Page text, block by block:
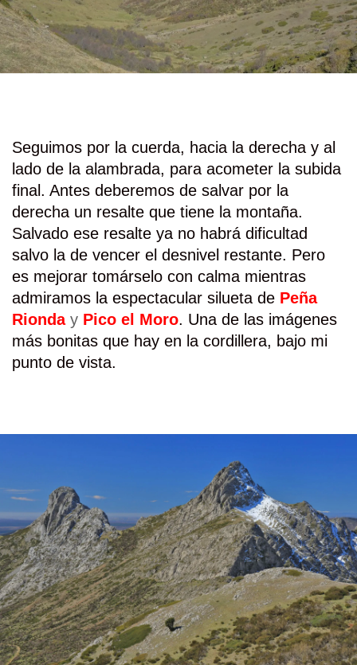
Seguimos por la cuerda, hacia la derecha y al
lado de la alambrada, para acometer la subida
final. Antes deberemos de salvar por la
derecha un resalte que tiene la montaña.
Salvado ese resalte ya no habrá dificultad
salvo la de vencer el desnivel restante. Pero
es mejorar tomárselo con calma mientras
admiramos la espectacular silueta de Peña
Rionda y Pico el Moro. Una de las imágenes
más bonitas que hay en la cordillera, bajo mi
punto de vista.